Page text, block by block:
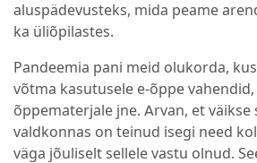
aluspädevusteks, mida peame
ka üliõpilastes.
Pandeemia pani meid olukorda,
võtma kasutusele e-õppe
õppematerjale jne. Arvan, et
valdkonnas on teinud isegi need
väga jõuliselt sellele vastu olnud.